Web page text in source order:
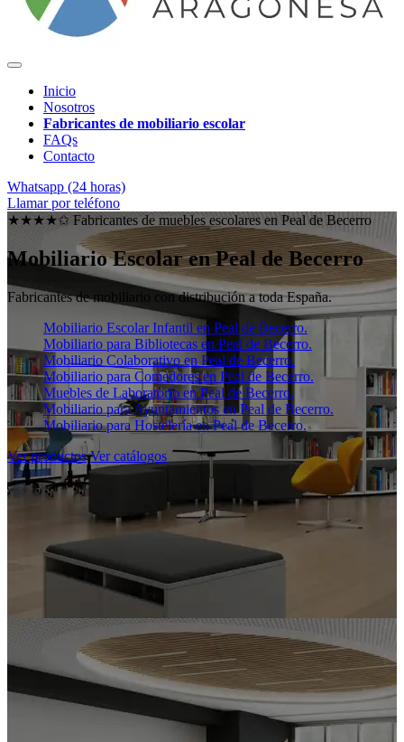
Inicio
Nosotros
Fabricantes de mobiliario escolar
FAQs
Contacto
Whatsapp (24 horas)
Llamar por teléfono
★★★★✩ Fabricantes de muebles escolares en Peal de Becerro
Mobiliario Escolar enPeal de Becerro
Fabricantes de mobiliario con distribución a toda España.
Mobiliario Escolar Infantil en Peal de Becerro.
Mobiliario para Bibliotecas en Peal de Becerro.
Mobiliario Colaborativo en Peal de Becerro.
Mobiliario para Comedores en Peal de Becerro.
Muebles de Laboratorio en Peal de Becerro.
Mobiliario para Ayuntamientos en Peal de Becerro.
Mobiliario para Hostelería en Peal de Becerro.
Ver productos Ver catálogos